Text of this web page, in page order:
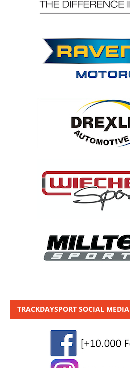
TRACKDAYSPORT SOCIAL MEDIA